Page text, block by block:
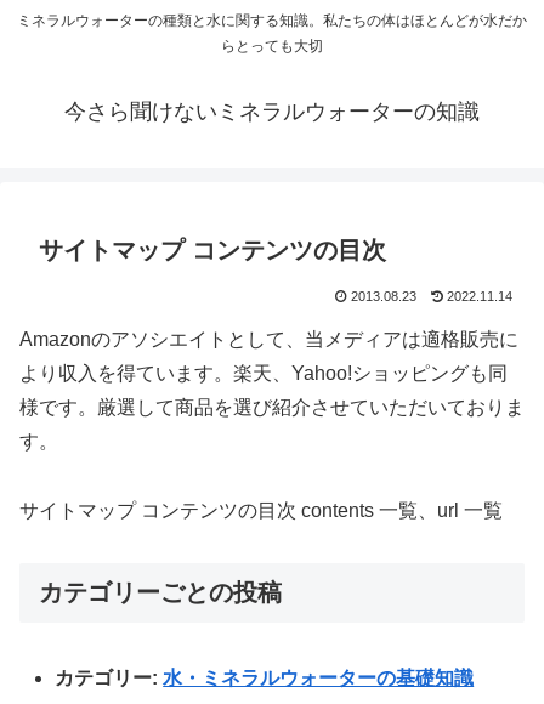
ミネラルウォーターの種類と水に関する知識。私たちの体はほとんどが水だか
らとっても大切
今さら聞けないミネラルウォーターの知識
サイトマップ コンテンツの目次
2013.08.23 2022.11.14
Amazonのアソシエイトとして、当メディアは適格販売に
より収入を得ています。楽天、Yahoo!ショッピングも同
様です。厳選して商品を選び紹介させていただいておりま
す。
サイトマップ コンテンツの目次 contents 一覧、url 一覧
カテゴリーごとの投稿
カテゴリー: 水・ミネラルウォーターの基礎知識